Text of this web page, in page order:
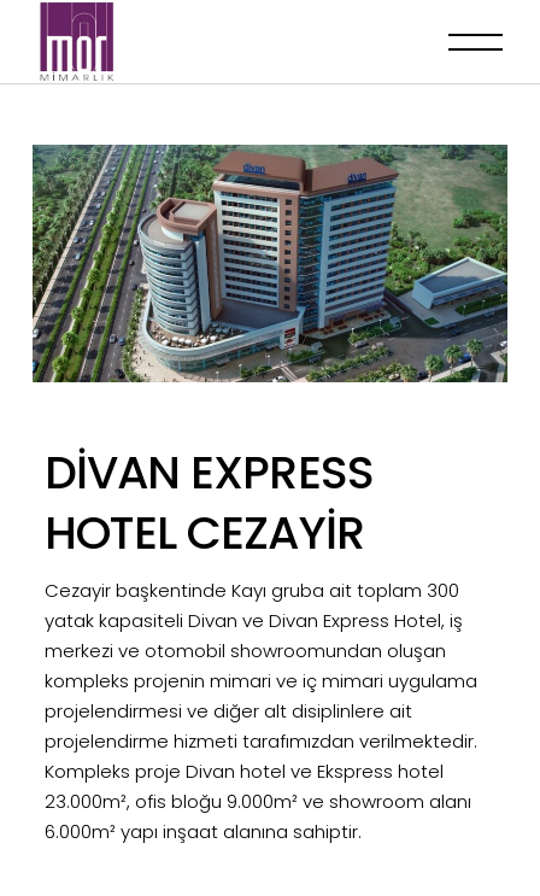
DİVAN EXPRESS
HOTEL CEZAYİR
Cezayir başkentinde Kayı gruba ait toplam 300
yatak kapasiteli Divan ve Divan Express Hotel, iş
merkezi ve otomobil showroomundan oluşan
kompleks projenin mimari ve iç mimari uygulama
projelendirmesi ve diğer alt disiplinlere ait
projelendirme hizmeti tarafımızdan verilmektedir.
Kompleks proje Divan hotel ve Ekspress hotel
23.000m², ofis bloğu 9.000m² ve showroom alanı
6.000m² yapı inşaat alanına sahiptir.